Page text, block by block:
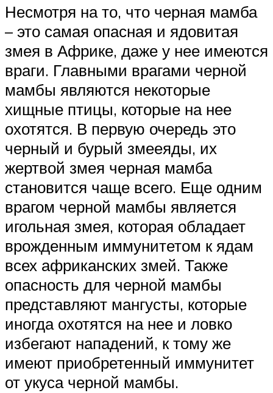
Несмотря на то, что черная мамба
– это самая опасная и ядовитая
змея в Африке, даже у нее имеются
враги. Главными врагами черной
мамбы являются некоторые
хищные птицы, которые на нее
охотятся. В первую очередь это
черный и бурый змееяды, их
жертвой змея черная мамба
становится чаще всего. Еще одним
врагом черной мамбы является
игольная змея, которая обладает
врожденным иммунитетом к ядам
всех африканских змей. Также
опасность для черной мамбы
представляют мангусты, которые
иногда охотятся на нее и ловко
избегают нападений, к тому же
имеют приобретенный иммунитет
от укуса черной мамбы.